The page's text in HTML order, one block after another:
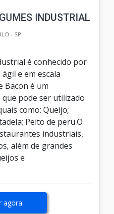
INDUSTRIAL
- SP
é conhecido por
e em escala
Bacon é um
pode ser utilizado
como: Queijo;
Peito de peru.O
industriais,
além de grandes
e
agora